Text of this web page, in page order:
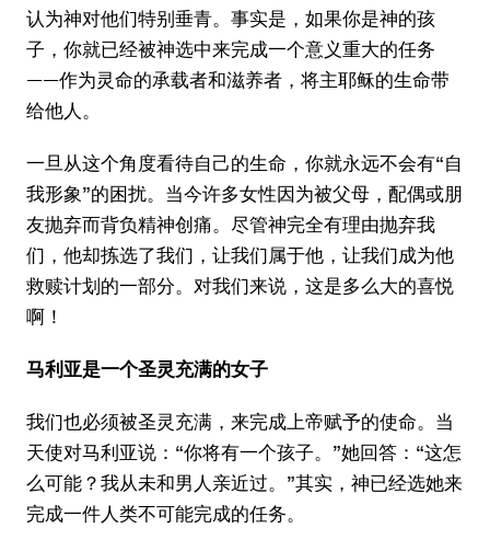
认为神对他们特别垂青。事实是，如果你是神的孩
子，你就已经被神选中来完成一个意义重大的任务
——作为灵命的承载者和滋养者，将主耶稣的生命带
给他人。
一旦从这个角度看待自己的生命，你就永远不会有“自
我形象”的困扰。当今许多女性因为被父母，配偶或朋
友抛弃而背负精神创痛。尽管神完全有理由抛弃我
们，他却拣选了我们，让我们属于他，让我们成为他
救赎计划的一部分。对我们来说，这是多么大的喜悦
啊！
马利亚是一个圣灵充满的女子
我们也必须被圣灵充满，来完成上帝赋予的使命。当
天使对马利亚说：“你将有一个孩子。”她回答：“这怎
么可能？我从未和男人亲近过。”其实，神已经选她来
完成一件人类不可能完成的任务。